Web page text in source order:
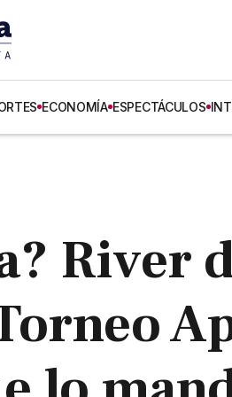
ECONOMÍA ESPECTÁCULOS
River